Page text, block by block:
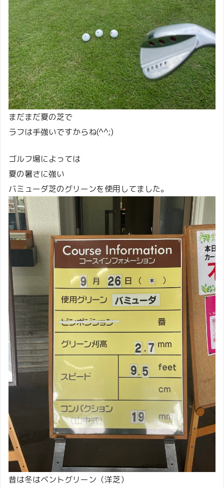
まだまだ夏の芝で
ラフは手強いですからね(^^;)
ゴルフ場によっては
夏の暑さに強い
バミューダ芝のグリーンを使用してました。
昔は冬はベントグリーン（洋芝）